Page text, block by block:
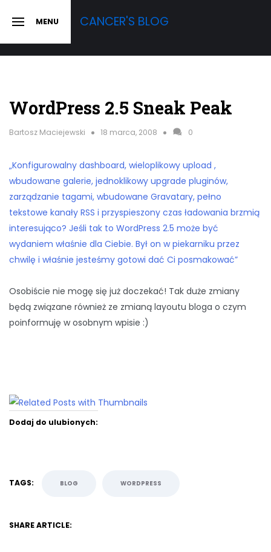
SLIDE MENU CANCER'S BLOG
WordPress 2.5 Sneak Peak
Bartosz Maciejewski 18 marca, 2008 0
„Konfigurowalny dashboard, wieloplikowy upload ,
wbudowane galerie, jednoklikowy upgrade pluginów,
zarządzanie tagami, wbudowane Gravatary, pełno
tekstowe kanały RSS i przyspieszony czas ładowania brzmią
interesująco? Jeśli tak to WordPress 2.5 może być
wydaniem właśnie dla Ciebie. Był on w piekarniku przez
chwilę i właśnie jesteśmy gotowi dać Ci posmakować”
Osobiście nie mogę się już doczekać! Tak duże zmiany
będą związane również ze zmianą layoutu bloga o czym
poinformuję w osobnym wpisie :)
Dodaj do ulubionych:
TAGS: BLOG WORDPRESS
SHARE ARTICLE: